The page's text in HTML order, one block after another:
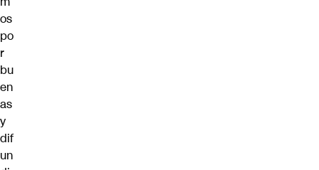
os
po
r
bu
en
as
y
dif
un